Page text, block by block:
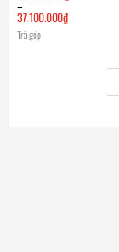
–
37.100.000₫
Khoảng
giá:
Trả góp